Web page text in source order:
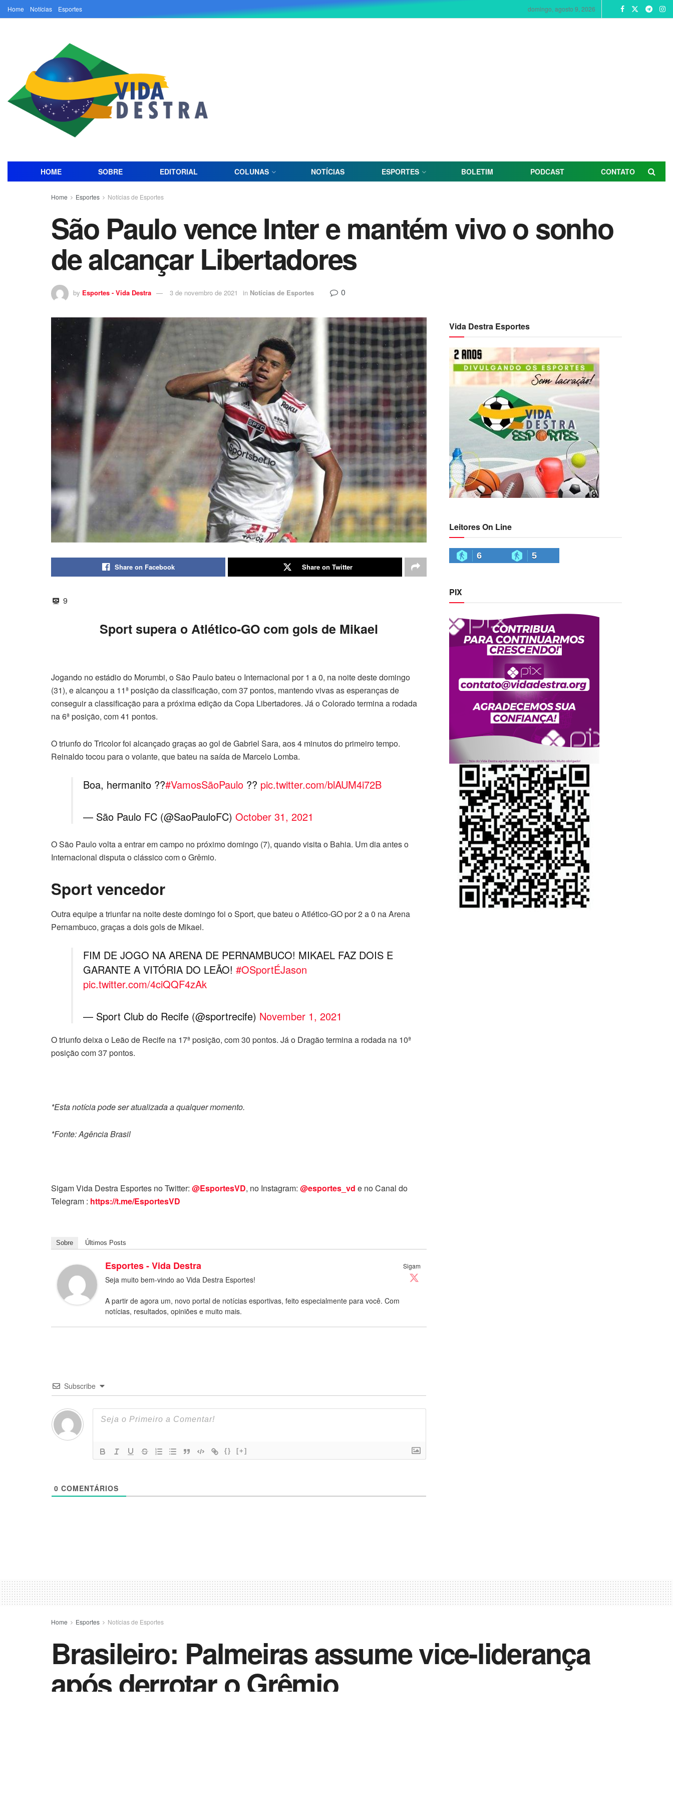
Home Notícias Esportes domingo, agosto 9, 2026
HOME SOBRE EDITORIAL COLUNAS NOTÍCIAS ESPORTES BOLETIM PODCAST CONTATO
Home Esportes Notícias de Esportes
São Paulo vence Inter e mantém vivo o sonho
de alcançar Libertadores
by Esportes - Vida Destra 3 de novembro de 2021 in Notícias de Esportes 0
Share on Facebook Share on Twitter
9
Sport supera o Atlético-GO com gols de Mikael
Jogando no estádio do Morumbi, o São Paulo bateu o Internacional por 1 a 0, na noite deste domingo
(31), e alcançou a 11ª posição da classificação, com 37 pontos, mantendo vivas as esperanças de
conseguir a classificação para a próxima edição da Copa Libertadores. Já o Colorado termina a rodada
na 6ª posição, com 41 pontos.
O triunfo do Tricolor foi alcançado graças ao gol de Gabriel Sara, aos 4 minutos do primeiro tempo.
Reinaldo tocou para o volante, que bateu na saída de Marcelo Lomba.
Boa, hermanito ??#VamosSãoPaulo ?? pic.twitter.com/blAUM4i72B
— São Paulo FC (@SaoPauloFC) October 31, 2021
O São Paulo volta a entrar em campo no próximo domingo (7), quando visita o Bahia. Um dia antes o
Internacional disputa o clássico com o Grêmio.
Sport vencedor
Outra equipe a triunfar na noite deste domingo foi o Sport, que bateu o Atlético-GO por 2 a 0 na Arena
Pernambuco, graças a dois gols de Mikael.
FIM DE JOGO NA ARENA DE PERNAMBUCO! MIKAEL FAZ DOIS E
GARANTE A VITÓRIA DO LEÃO! #OSportÉJason
pic.twitter.com/4ciQQF4zAk
— Sport Club do Recife (@sportrecife) November 1, 2021
O triunfo deixa o Leão de Recife na 17ª posição, com 30 pontos. Já o Dragão termina a rodada na 10ª
posição com 37 pontos.
*Esta notícia pode ser atualizada a qualquer momento.
*Fonte: Agência Brasil
Sigam Vida Destra Esportes no Twitter: @EsportesVD, no Instagram: @esportes_vd e no Canal do
Telegram : https://t.me/EsportesVD
Sobre Últimos Posts
Sigam
Esportes - Vida Destra
Seja muito bem-vindo ao Vida Destra Esportes!
A partir de agora um, novo portal de notícias esportivas, feito especialmente para você. Com
notícias, resultados, opiniões e muito mais.
Subscribe
{} [+]
0 COMENTÁRIOS
Vida Destra Esportes
Leitores On Line
6 5
PIX
Home Esportes Notícias de Esportes
Brasileiro: Palmeiras assume vice-liderança
após derrotar o Grêmio